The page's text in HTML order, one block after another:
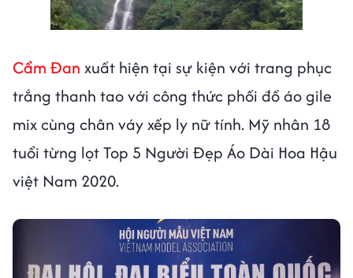
Next video in 1 Cancel
Cẩm Đan xuất hiện tại sự kiện với trang phục
trắng thanh tao với công thức phối đồ áo gile
mix cùng chân váy xếp ly nữ tính. Mỹ nhân 18
tuổi từng lọt Top 5 Người Đẹp Áo Dài Hoa Hậu
việt Nam 2020.